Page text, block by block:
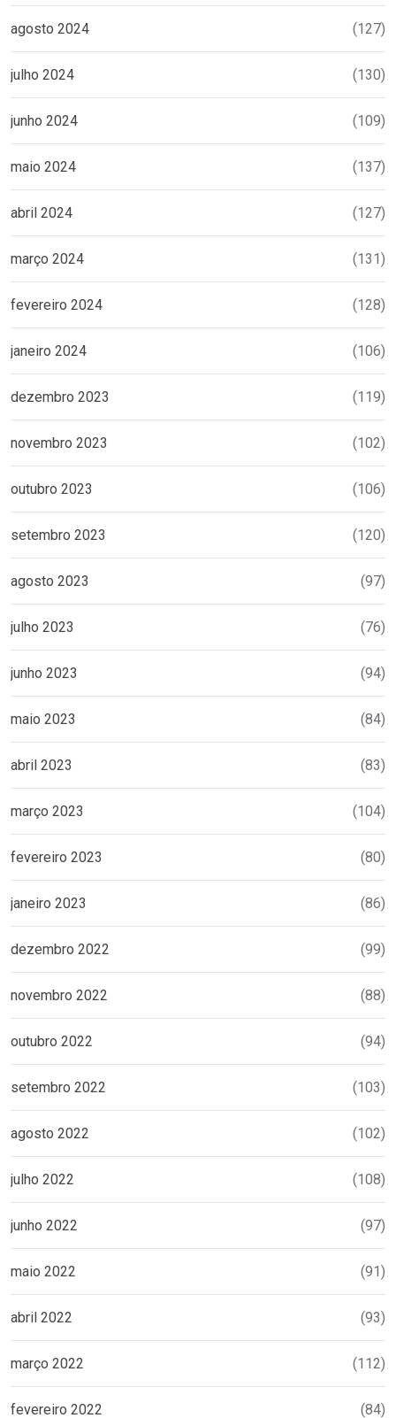
agosto 2024 (127)
julho 2024 (130)
junho 2024 (109)
maio 2024 (137)
abril 2024 (127)
março 2024 (131)
fevereiro 2024 (128)
janeiro 2024 (106)
dezembro 2023 (119)
novembro 2023 (102)
outubro 2023 (106)
setembro 2023 (120)
agosto 2023 (97)
julho 2023 (76)
junho 2023 (94)
maio 2023 (84)
abril 2023 (83)
março 2023 (104)
fevereiro 2023 (80)
janeiro 2023 (86)
dezembro 2022 (99)
novembro 2022 (88)
outubro 2022 (94)
setembro 2022 (103)
agosto 2022 (102)
julho 2022 (108)
junho 2022 (97)
maio 2022 (91)
abril 2022 (93)
março 2022 (112)
fevereiro 2022 (84)